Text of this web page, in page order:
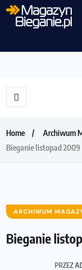
Home
Archiwum
Bieganie listopad 2009
ARCHIWUM
Bieganie
PRZEZ